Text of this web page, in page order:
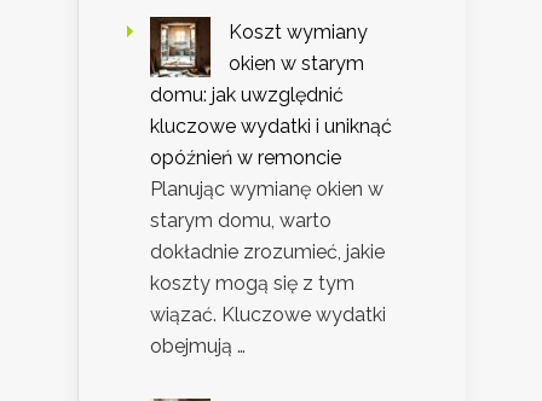
Koszt wymiany
okien w starym
domu: jak uwzględnić
kluczowe wydatki i uniknąć
opóźnień w remoncie
Planując wymianę okien w
starym domu, warto
dokładnie zrozumieć, jakie
koszty mogą się z tym
wiązać. Kluczowe wydatki
obejmują …